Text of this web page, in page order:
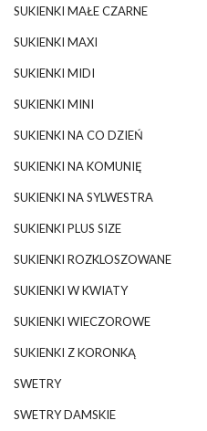
SUKIENKI MAŁE CZARNE
SUKIENKI MAXI
SUKIENKI MIDI
SUKIENKI MINI
SUKIENKI NA CO DZIEŃ
SUKIENKI NA KOMUNIĘ
SUKIENKI NA SYLWESTRA
SUKIENKI PLUS SIZE
SUKIENKI ROZKLOSZOWANE
SUKIENKI W KWIATY
SUKIENKI WIECZOROWE
SUKIENKI Z KORONKĄ
SWETRY
SWETRY DAMSKIE